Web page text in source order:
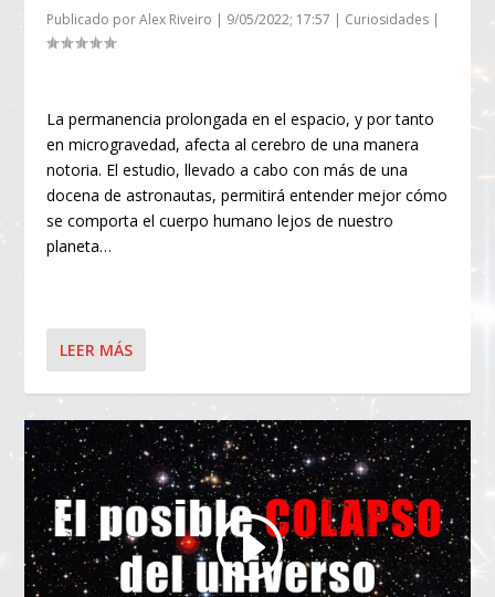
Publicado porAlex Riveiro | 9/05/2022; 17:57 | Curiosidades |
La permanencia prolongada en el espacio, y por tanto
en microgravedad, afecta al cerebro de una manera
notoria. El estudio, llevado a cabo con más de una
docena de astronautas, permitirá entender mejor cómo
se comporta el cuerpo humano lejos de nuestro
planeta…
LEER MÁS